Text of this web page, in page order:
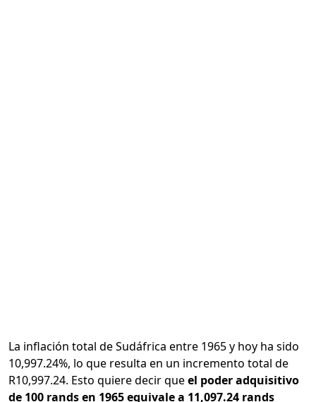
La inflación total de Sudáfrica entre 1965 y hoy ha sido
10,997.24%, lo que resulta en un incremento total de
R10,997.24. Esto quiere decir queel poder adquisitivo
de 100 rands en 1965 equivale a 11,097.24 rands